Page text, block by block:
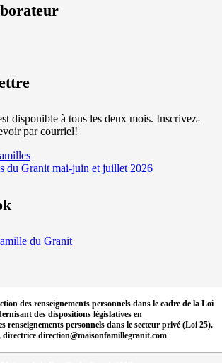
disponible à tous les deux mois. Inscrivez-
par courriel!
du Granit mai-juin et juillet 2026
du Granit
des renseignements personnels dans le cadre de la Loi
des dispositions législatives en
renseignements personnels dans le secteur privé (Loi 25).
directrice direction@maisonfamillegranit.com